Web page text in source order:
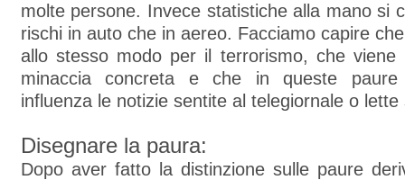
molte persone. Invece statistiche alla mano si
rischi in auto che in aereo. Facciamo capire
allo stesso modo per il terrorismo, che viene
minaccia concreta e che in queste paure
influenza le notizie sentite al telegiornale o lette
Disegnare la paura:
Dopo aver fatto la distinzione sulle paure